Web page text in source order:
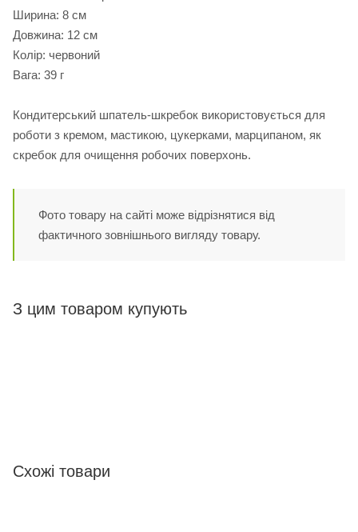
Ширина: 8 см
Довжина: 12 см
Колір: червоний
Вага: 39 г
Кондитерський шпатель-шкребок використовується для
роботи з кремом, мастикою, цукерками, марципаном, як
скребок для очищення робочих поверхонь.
Фото товару на сайті може відрізнятися від
фактичного зовнішнього вигляду товару.
З цим товаром купують
Схожі товари